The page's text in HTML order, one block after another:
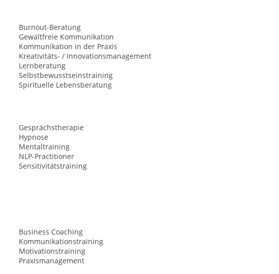
Burnout-Beratung
Gewaltfreie Kommunikation
Kommunikation in der Praxis
Kreativitäts- / Innovationsmanagement
Lernberatung
Selbstbewusstseinstraining
Spirituelle Lebensberatung
Gesprächstherapie
Hypnose
Mentaltraining
NLP-Practitioner
Sensitivitätstraining
Business Coaching
Kommunikationstraining
Motivationstraining
Praxismanagement